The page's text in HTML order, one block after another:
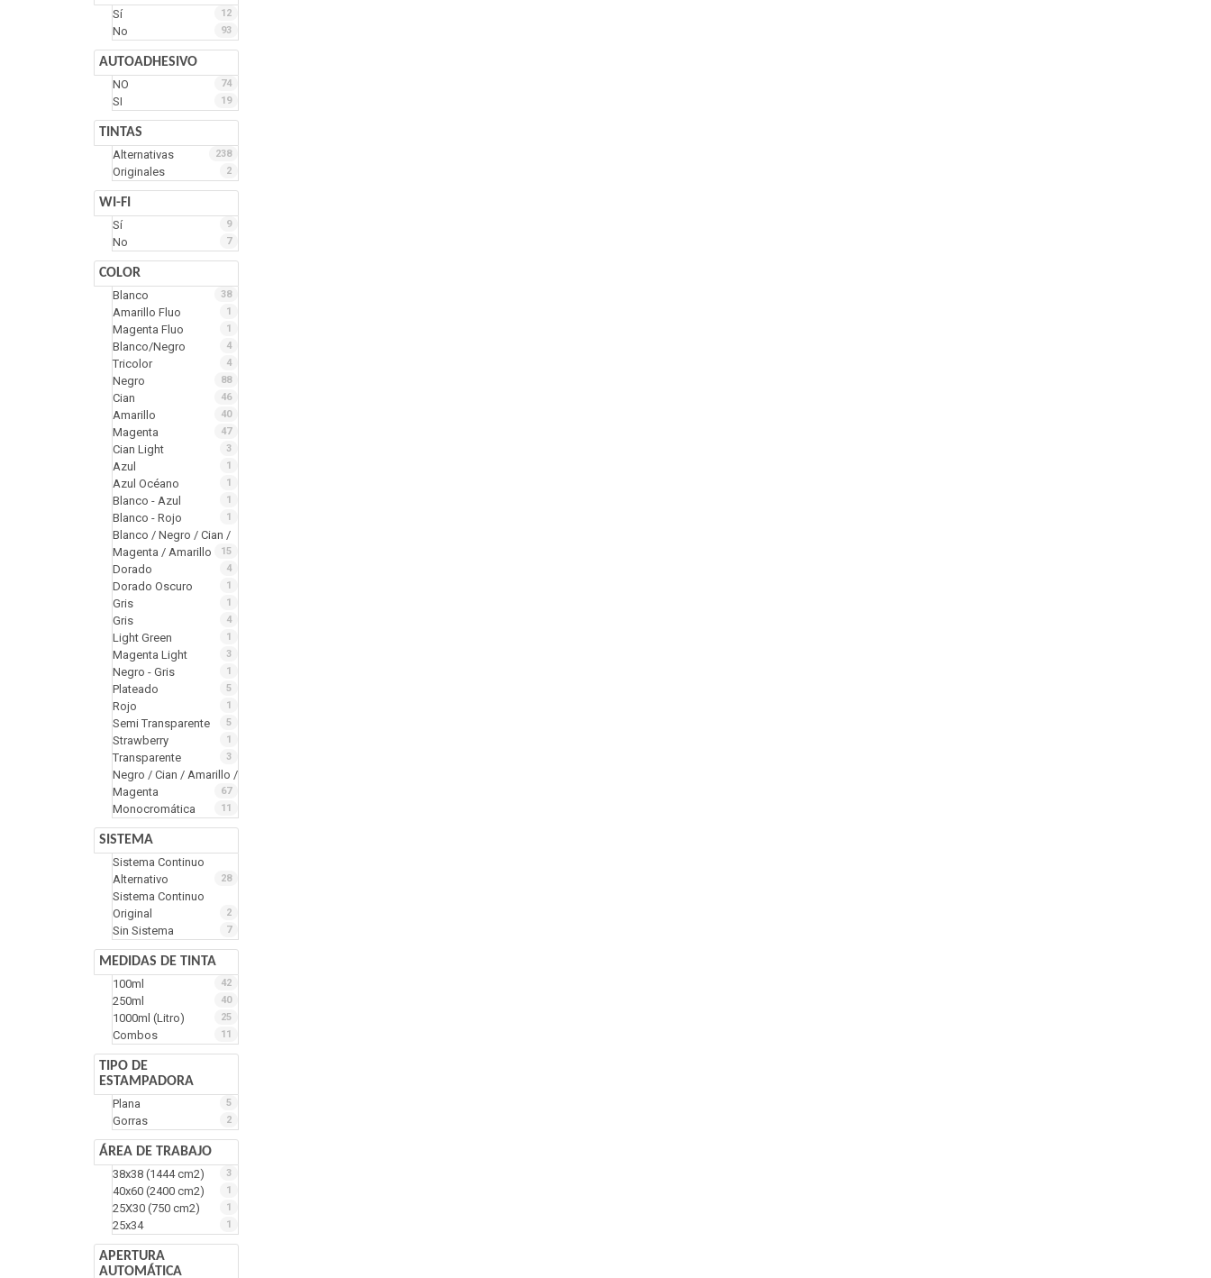
Sí 12
No 93
AUTOADHESIVO
NO 74
SI 19
TINTAS
Alternativas 238
Originales 2
WI-FI
Sí 9
No 7
COLOR
Blanco 38
Amarillo Fluo 1
Magenta Fluo 1
Blanco/Negro 4
Tricolor 4
Negro 88
Cian 46
Amarillo 40
Magenta 47
Cian Light 3
Azul 1
Azul Océano 1
Blanco - Azul 1
Blanco - Rojo 1
Blanco / Negro / Cian /
Magenta / Amarillo
15
Dorado 4
Dorado Oscuro 1
Gris 1
Gris 4
Light Green 1
Magenta Light 3
Negro - Gris 1
Plateado 5
Rojo 1
Semi Transparente 5
Strawberry 1
Transparente 3
Negro / Cian / Amarillo /
Magenta
67
Monocromática 11
SISTEMA
Sistema Continuo
Alternativo
28
Sistema Continuo
Original
2
Sin Sistema 7
MEDIDAS DE TINTA
100ml 42
250ml 40
1000ml (Litro) 25
Combos 11
TIPO DE
ESTAMPADORA
Plana 5
Gorras 2
ÁREA DE TRABAJO
38x38 (1444 cm2) 3
40x60 (2400 cm2) 1
25X30 (750 cm2) 1
25x34 1
APERTURA
AUTOMÁTICA